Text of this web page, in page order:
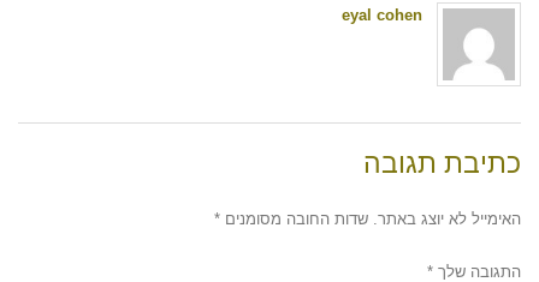
eyal cohen
כתיבת תגובה
האימייל לא יוצג באתר. שדות החובה מסומנים *
התגובה שלך *